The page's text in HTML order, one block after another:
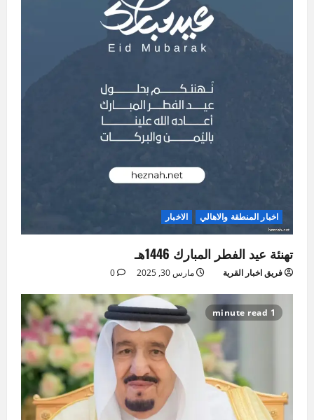
اخبار المنطقة والاهالي الاخبار
تهنئة عيد الفطر المبارك 1446هـ
فريق اخبار القرية مارس 30, 2025 0
1 minute read